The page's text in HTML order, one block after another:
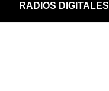
RADIOS DIGITALES